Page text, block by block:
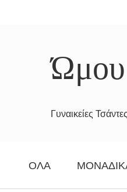
Ώμου
Γυναικείες Τσάντες
ΌΛΑ